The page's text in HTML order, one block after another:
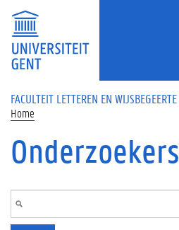
Overslaan en naar de inhoud gaan
FACULTEIT LETTEREN EN
Home
Onderzoekers